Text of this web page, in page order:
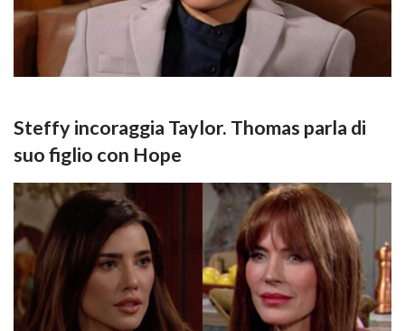
Steffy incoraggia Taylor. Thomas parla di
suo figlio con Hope